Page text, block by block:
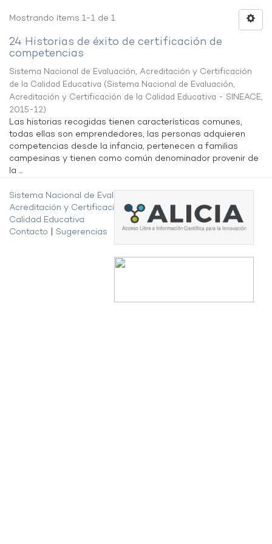
Mostrando ítems 1-1 de 1
24 Historias de éxito de certificación de
competencias
Sistema Nacional de Evaluación, Acreditación y Certificación
de la Calidad Educativa (Sistema Nacional de Evaluación,
Acreditación y Certificación de la Calidad Educativa - SINEACE,
2015-12)
Las historias recogidas tienen características comunes,
todas ellas son emprendedores, las personas adquieren
competencias desde la infancia, pertenecen a familias
campesinas y tienen como común denominador provenir de
la ...
Sistema Nacional de Evaluación,
Acreditación y Certificación de la
Calidad Educativa
Contacto
Sugerencias